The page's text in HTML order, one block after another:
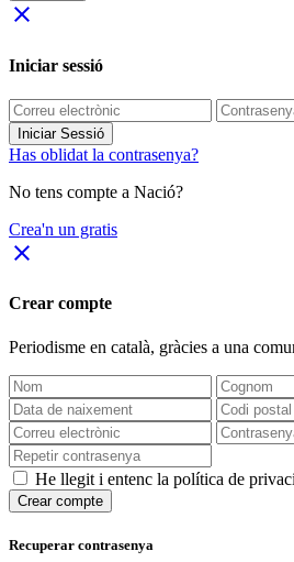
close
Iniciar sessió
Iniciar Sessió
Has oblidat la contrasenya?
No tens compte a Nació?
Crea'n un gratis
close
Crear compte
Periodisme en català, gràcies a una
He llegit i entenc la política de
Crear compte
Recuperar contrasenya